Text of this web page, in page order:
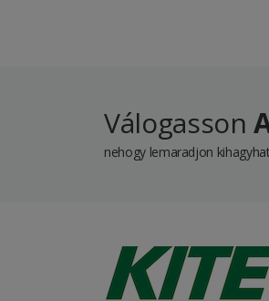
Válogasson
nehogy lemaradjon